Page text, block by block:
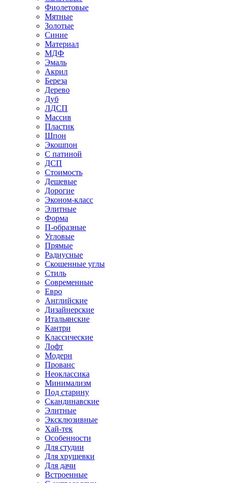
Фиолетовые
Мятные
Золотые
Синие
Материал
МДФ
Эмаль
Акрил
Береза
Дерево
Дуб
ЛДСП
Массив
Пластик
Шпон
Экошпон
С патиной
ДСП
Стоимость
Дешевые
Дорогие
Эконом-класс
Элитные
Форма
П-образные
Угловые
Прямые
Радиусные
Скошенные углы
Стиль
Современные
Евро
Английские
Дизайнерские
Итальянские
Кантри
Классические
Лофт
Модерн
Прованс
Неоклассика
Минимализм
Под старину
Скандинавские
Элитные
Эксклюзивные
Хай-тек
Особенности
Для студии
Для хрущевки
Для дачи
Встроенные